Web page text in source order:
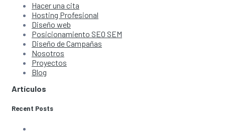
Hacer una cita
Hosting Profesional
Diseño web
Posicionamiento SEO SEM
Diseño de Campañas
Nosotros
Proyectos
Blog
Artículos
Recent Posts